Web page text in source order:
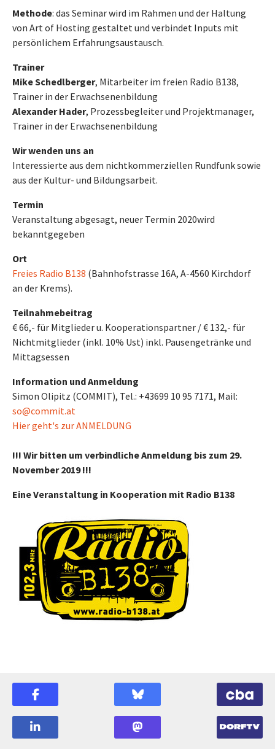
Methode: das Seminar wird im Rahmen und der Haltung
von Art of Hosting gestaltet und verbindet Inputs mit
persönlichem Erfahrungsaustausch.
Trainer
Mike Schedlberger, Mitarbeiter im freien Radio B138,
Trainer in der Erwachsenenbildung
Alexander Hader, Prozessbegleiter und Projektmanager,
Trainer in der Erwachsenenbildung
Wir wenden uns an
Interessierte aus dem nichtkommerziellen Rundfunk sowie
aus der Kultur- und Bildungsarbeit.
Termin
Veranstaltung abgesagt, neuer Termin 2020wird
bekanntgegeben
Ort
Freies Radio B138 (Bahnhofstrasse 16A, A-4560 Kirchdorf
an der Krems).
Teilnahmebeitrag
€ 66,- für Mitglieder u. Kooperationspartner / € 132,- für
Nichtmitglieder (inkl. 10% Ust) inkl. Pausengetränke und
Mittagsessen
Information und Anmeldung
Simon Olipitz (COMMIT), Tel.: +43699 10 95 7171, Mail:
so@commit.at
Hier geht's zur ANMELDUNG
!!! Wir bitten um verbindliche Anmeldung bis zum 29.
November 2019 !!!
Eine Veranstaltung in Kooperation mit Radio B138